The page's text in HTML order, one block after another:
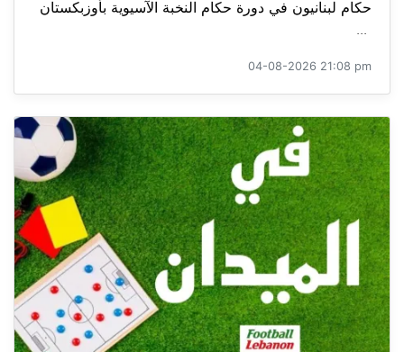
حكام لبنانيون في دورة حكام النخبة الآسيوية بأوزبكستان
...
04-08-2026 21:08 pm